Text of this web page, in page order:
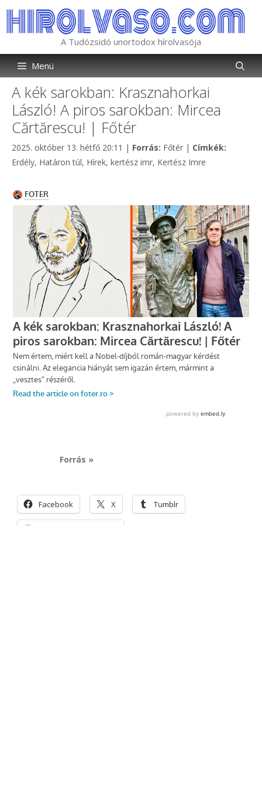
tartalomba
A Tudózsidó unortodox hírolvasója
Menü
A kék sarokban: Krasznahorkai
László! A piros sarokban: Mircea
Cărtărescu! | Főtér
2025. október 13. hétfő 20:11 | Forrás: Kategória
Főtér | Címkék:
Erdély, Határon túl, Hírek, kertész imr, Kertész Imre
Forrás »
Facebook X Tumblr